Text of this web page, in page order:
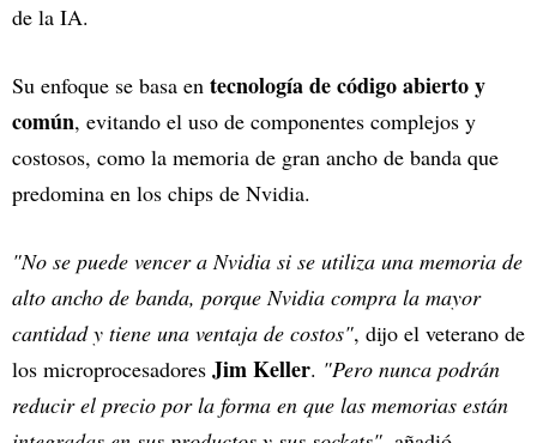
de la IA.
Su enfoque se basa en tecnología de código abierto y
común, evitando el uso de componentes complejos y
costosos, como la memoria de gran ancho de banda que
predomina en los chips de Nvidia.
"No se puede vencer a Nvidia si se utiliza una memoria de
alto ancho de banda, porque Nvidia compra la mayor
cantidad y tiene una ventaja de costos", dijo el veterano de
los microprocesadores Jim Keller. "Pero nunca podrán
reducir el precio por la forma en que las memorias están